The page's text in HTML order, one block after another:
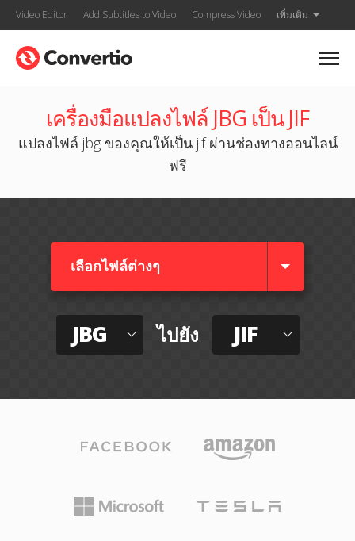
Video Editor Add Subtitles to Video Compress Video เพิ่มเติม
เครื่องมือแปลงไฟล์ JBG เป็น JIF
แปลงไฟล์ jbg ของคุณให้เป็น jif ผ่านช่องทางออนไลน์
ฟรี
เลือกไฟล์ต่างๆ​
JBG ไปยัง JIF